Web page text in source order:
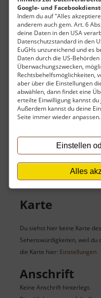
Google- und
Indem du auf "Alles
anderem auch gem. Art. 6
deine Daten in den USA
Datenschutzstandard in den
EuGHs unzureichend und es
Daten durch die US-
Überwachungszwecken,
Rechtsbehelfsmöglichkeiten,
aber über die Einstellungen
abwählen, dann findet eine
erteilte Einwilligung kannst
Außerdem kannst du deine
Seite immer wieder anpassen.
Einstellen
Alles
Um dieses
hier Werbung
Eintritt
Keine Angaben vorhanden.
Karte
Du siehst hier keine Karte
Sehenswürdigkeiten, weil
die Karte hier: Einstellungen
Anschrift
Keine Anschrift hinterlegt.